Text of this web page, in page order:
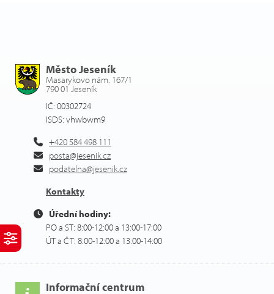
Město Jeseník
Masarykovo nám. 167/1
790 01 Jeseník
IČ: 00302724
ISDS: vhwbwm9
+420 584 498 111
posta@jesenik.cz
podatelna@jesenik.cz
Kontakty
Úřední hodiny:
PO a ST: 8:00-12:00 a 13:00-17:00
ÚT a ČT: 8:00-12:00 a 13:00-14:00
Informační centrum